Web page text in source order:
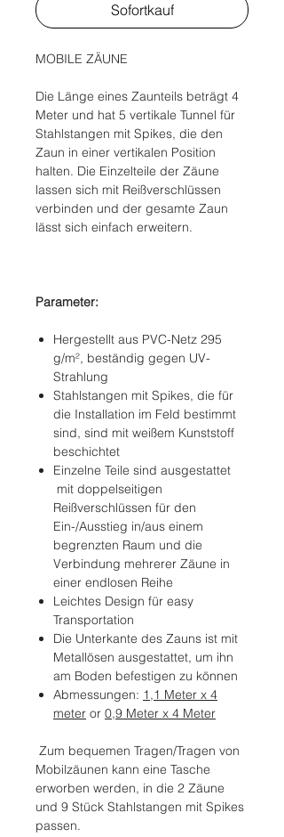
Sofortkauf
MOBILE ZÄUNE
Die Länge eines Zaunteils beträgt 4
Meter und hat 5 vertikale Tunnel für
Stahlstangen mit Spikes, die den
Zaun in einer vertikalen Position
halten. Die Einzelteile der Zäune
lassen sich mit Reißverschlüssen
verbinden und der gesamte Zaun
lässt sich einfach erweitern.
Parameter:
Hergestellt aus PVC-Netz 295
g/m², beständig gegen UV-
Strahlung
Stahlstangen mit Spikes, die für
die Installation im Feld bestimmt
sind, sind mit weißem Kunststoff
beschichtet
Einzelne Teile sind ausgestattet
mit doppelseitigen
Reißverschlüssen für den
Ein-/Ausstieg in/aus einem
begrenzten Raum und die
Verbindung mehrerer Zäune in
einer endlosen Reihe
Leichtes Design für easy
Transportation
Die Unterkante des Zauns ist mit
Metallösen ausgestattet, um ihn
am Boden befestigen zu können
Abmessungen: 1,1 Meter x 4
meter or 0,9 Meter x 4 Meter
Zum bequemen Tragen/Tragen von
Mobilzäunen kann eine Tasche
erworben werden, in die 2 Zäune
und 9 Stück Stahlstangen mit Spikes
passen.